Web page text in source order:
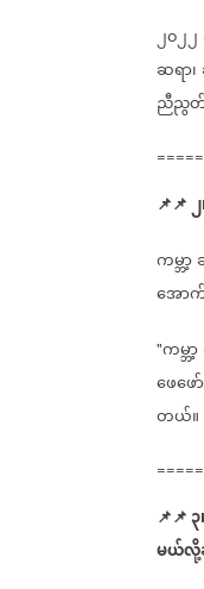
၂၀၂၂
ဆရာ၊
ညီညွတ်
📌📌
ကမ္ဘာ့
အော
"ကမ္ဘာ့
ဖေဖေ
တယ်။
📌📌
မယ်